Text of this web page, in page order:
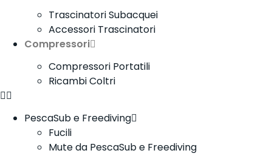
Trascinatori Subacquei
Accessori Trascinatori
Compressori
Compressori Portatili
Ricambi Coltri
PescaSub e Freediving
Fucili
Mute da PescaSub e Freediving